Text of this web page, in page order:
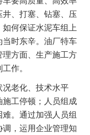
、打塞、钻塞、压
何保证水泥车组上
时东辛。油厂特车
方面、生产施工方
作。
老化、技术水平
工停顿；人员组成
。通过加强人员组
，运用企业管理知